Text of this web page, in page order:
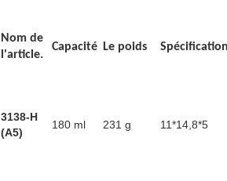
Nom de
l'article.
Capacité Le poids
3138-H
(A5)
180 ml 231 g 11*14,8*5